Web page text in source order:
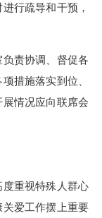
行疏导和干预，
责协调、督促各
措施落实到位、
情况应向联席会
重视特殊人群心
爱工作摆上重要